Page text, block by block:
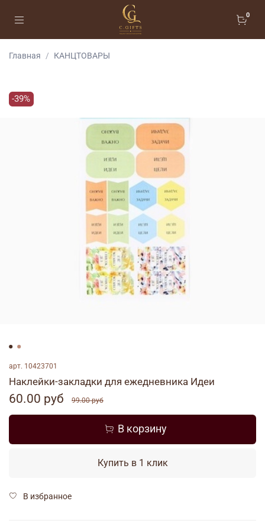
0
Главная КАНЦТОВАРЫ
-39%
арт. 10423701
Наклейки-закладки для ежедневника Идеи
60.00 руб 99.00 руб
В корзину
Купить в 1 клик
В избранное